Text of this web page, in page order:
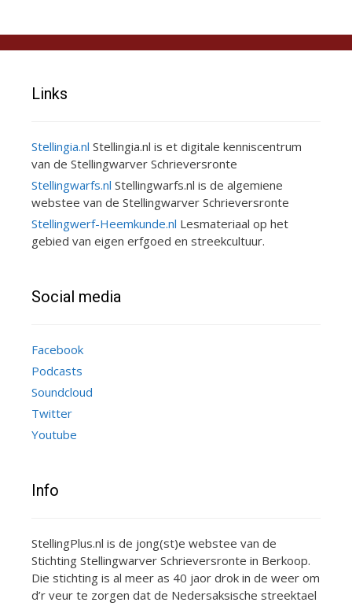
Links
Stellingia.nl Stellingia.nl is et digitale kenniscentrum
van de Stellingwarver Schrieversronte
Stellingwarfs.nl Stellingwarfs.nl is de algemiene
webstee van de Stellingwarver Schrieversronte
Stellingwerf-Heemkunde.nl Lesmateriaal op het
gebied van eigen erfgoed en streekcultuur.
Social media
Facebook
Podcasts
Soundcloud
Twitter
Youtube
Info
StellingPlus.nl is de jong(st)e webstee van de
Stichting Stellingwarver Schrieversronte in Berkoop.
Die stichting is al meer as 40 jaor drok in de weer om
d’r veur te zorgen dat de Nedersaksische streektael